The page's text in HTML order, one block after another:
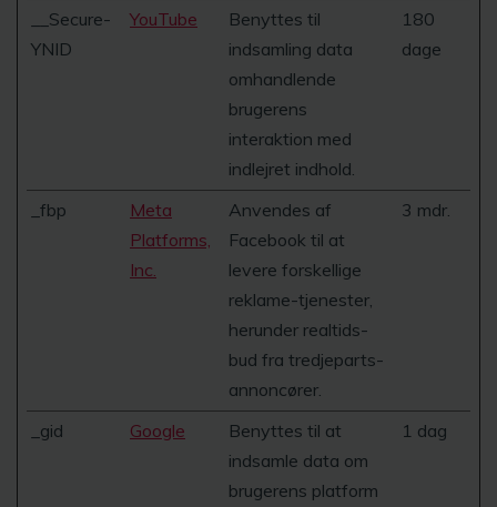
__Secure-
YNID
YouTube
Benyttes til
indsamling data
omhandlende
brugerens
interaktion med
indlejret indhold.
180
dage
_fbp
Meta
Platforms,
Inc.
Anvendes af
Facebook til at
levere forskellige
reklame-tjenester,
herunder realtids-
bud fra tredjeparts-
annoncører.
3 mdr.
_gid Google
Benyttes til at
indsamle data om
brugerens platform
1 dag